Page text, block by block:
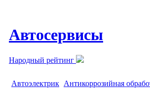
Автосервисы
Народный рейтинг
Автоэлектрик Антикоррозийная